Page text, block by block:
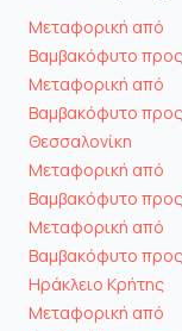
Μεταφορική από
Βαμβακόφυτο
Μεταφορική από
Βαμβακόφυτο προς
Θεσσαλονίκη
Μεταφορική από
Βαμβακόφυτο
Μεταφορική από
Βαμβακόφυτο προς
Ηράκλειο Κρήτης
Μεταφορική από